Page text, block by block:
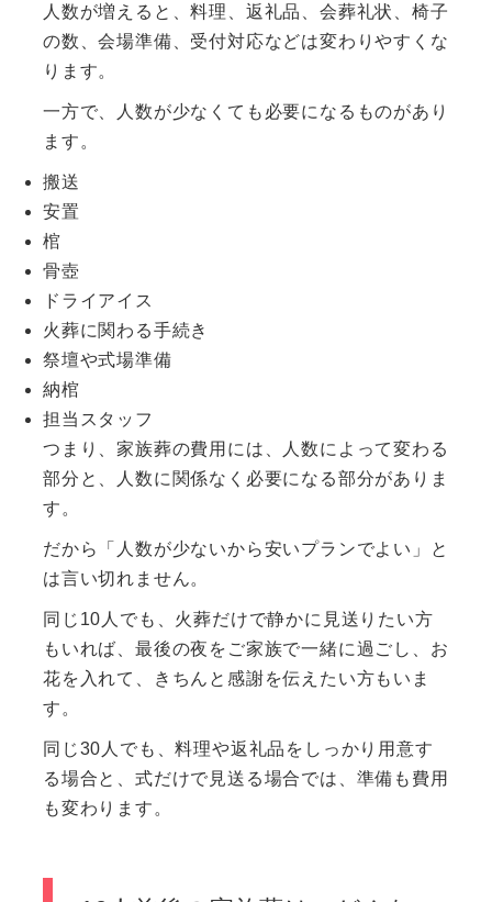
人数が増えると、料理、返礼品、会葬礼状、椅子
の数、会場準備、受付対応などは変わりやすくな
ります。
一方で、人数が少なくても必要になるものがあり
ます。
搬送
安置
棺
骨壺
ドライアイス
火葬に関わる手続き
祭壇や式場準備
納棺
担当スタッフ
つまり、家族葬の費用には、人数によって変わる
部分と、人数に関係なく必要になる部分がありま
す。
だから「人数が少ないから安いプランでよい」と
は言い切れません。
同じ10人でも、火葬だけで静かに見送りたい方
もいれば、最後の夜をご家族で一緒に過ごし、お
花を入れて、きちんと感謝を伝えたい方もいま
す。
同じ30人でも、料理や返礼品をしっかり用意す
る場合と、式だけで見送る場合では、準備も費用
も変わります。